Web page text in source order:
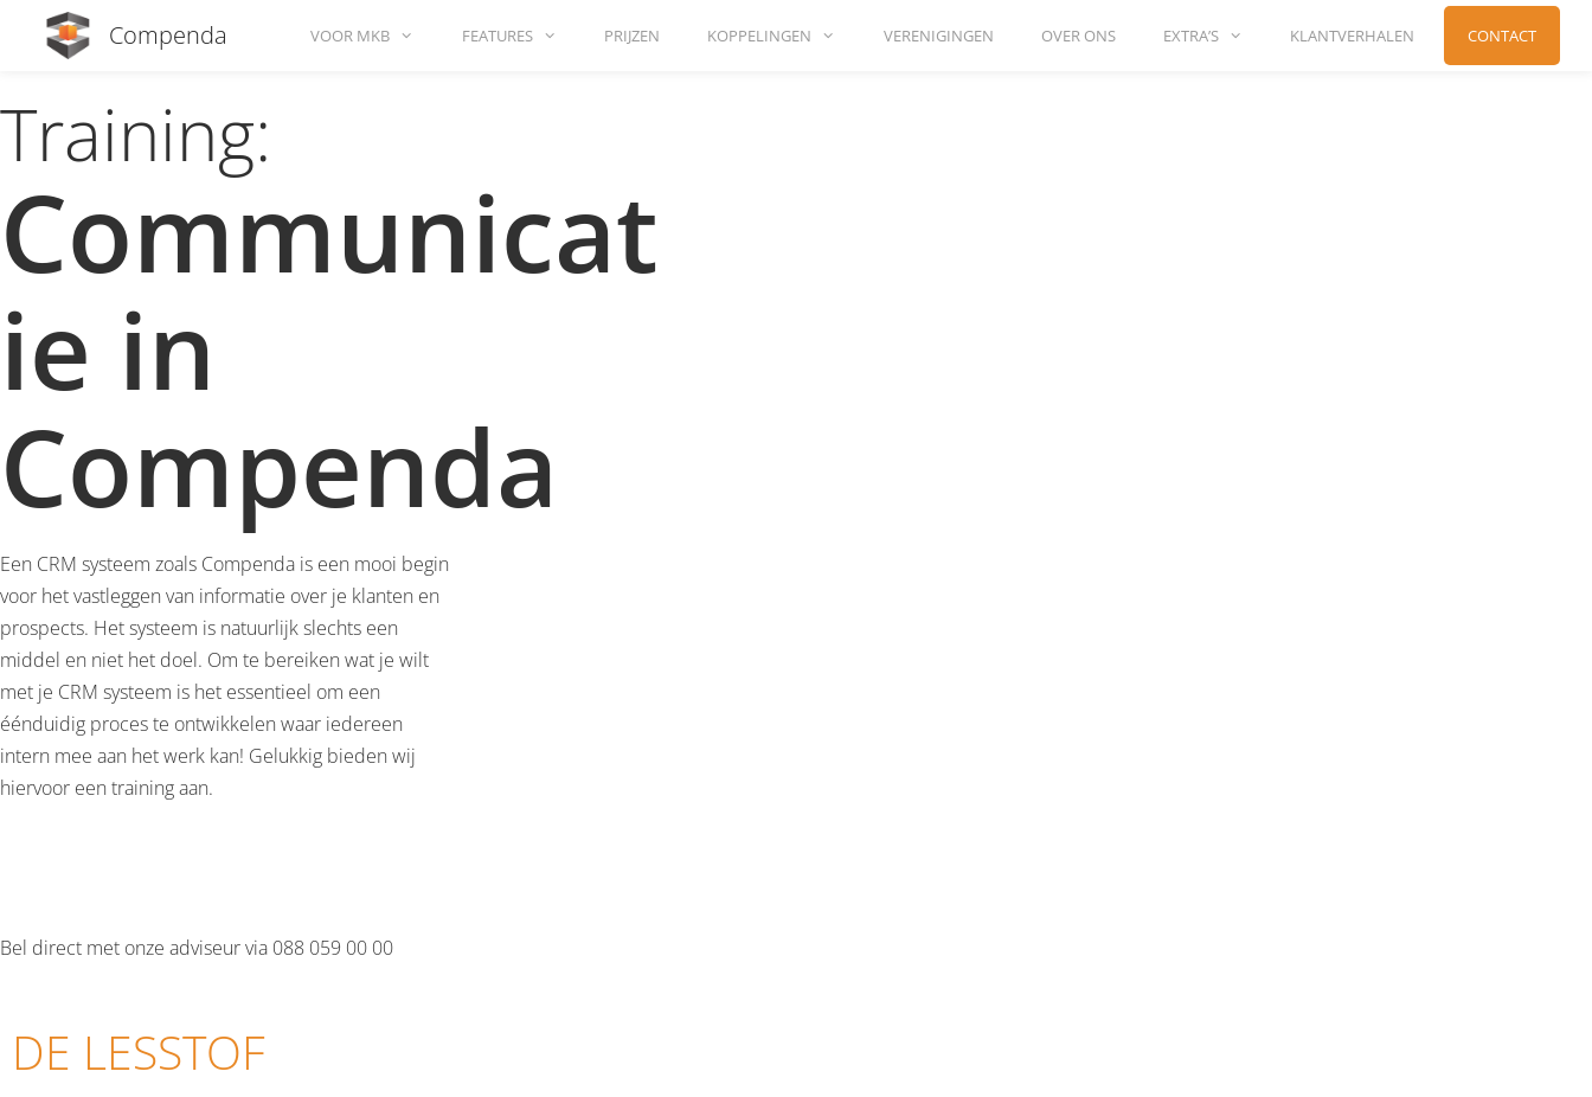
Compenda VOOR MKB FEATURES PRIJZEN KOPPELINGEN VERENIGINGEN OVER ONS EXTRA’S KLANTVERHALEN CONTACT
Training:
Communicat
ie in
Compenda
Een CRM systeem zoals Compenda is een mooi begin
voor het vastleggen van informatie over je klanten en
prospects. Het systeem is natuurlijk slechts een
middel en niet het doel. Om te bereiken wat je wilt
met je CRM systeem is het essentieel om een
éénduidig proces te ontwikkelen waar iedereen
intern mee aan het werk kan! Gelukkig bieden wij
hiervoor een training aan.
Bel direct met onze adviseur via 088 059 00 00
DE LESSTOF